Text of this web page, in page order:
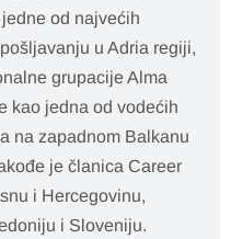
od najvećih
u Adria regiji,
grupacije Alma
kao jedna od vodećih
na zapadnom Balkanu
je članica Career
i Hercegovinu,
i Sloveniju.